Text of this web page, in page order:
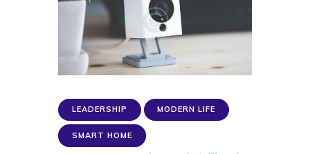
LEADERSHIP MODERN LIFE
SMART HOME